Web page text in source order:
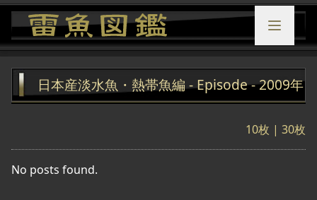
日本産淡水魚・熱帯魚編 - Episode - 2009年
10枚 | 30枚
No posts found.